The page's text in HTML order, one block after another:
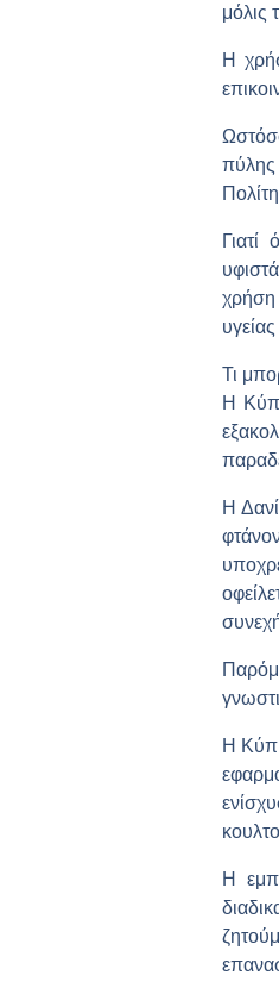
μόλις
Η
πύλης
χρήση
Τι
Η
Η
Η
Η